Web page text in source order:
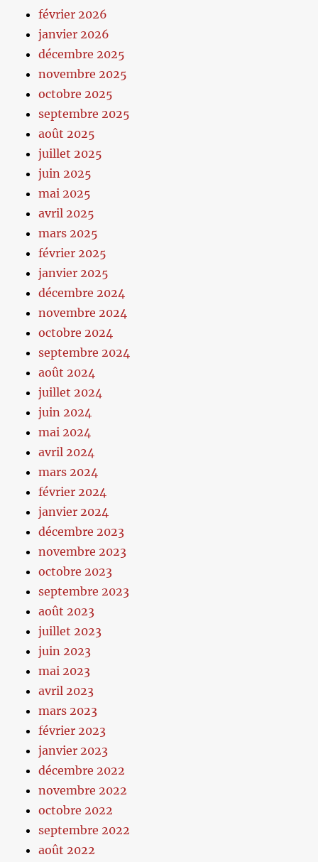
février 2026
janvier 2026
décembre 2025
novembre 2025
octobre 2025
septembre 2025
août 2025
juillet 2025
juin 2025
mai 2025
avril 2025
mars 2025
février 2025
janvier 2025
décembre 2024
novembre 2024
octobre 2024
septembre 2024
août 2024
juillet 2024
juin 2024
mai 2024
avril 2024
mars 2024
février 2024
janvier 2024
décembre 2023
novembre 2023
octobre 2023
septembre 2023
août 2023
juillet 2023
juin 2023
mai 2023
avril 2023
mars 2023
février 2023
janvier 2023
décembre 2022
novembre 2022
octobre 2022
septembre 2022
août 2022